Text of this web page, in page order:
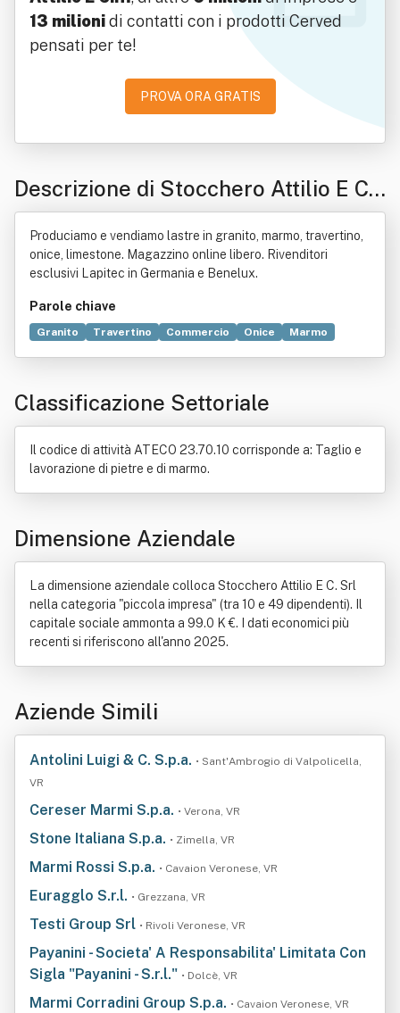
13 milionidi contatti con i prodotti Cerved
pensati per te!
PROVA ORA GRATIS
Descrizione di Stocchero Attilio E C.
Srl
Produciamo e vendiamo lastre in granito, marmo, travertino,
onice, limestone. Magazzino online libero. Rivenditori
esclusivi Lapitec in Germania e Benelux.
Parole chiave
Granito Travertino Commercio Onice
Marmo
Classificazione Settoriale
Il codice di attività ATECO 23.70.10 corrisponde a: Taglio e
lavorazione di pietre e di marmo.
Dimensione Aziendale
La dimensione aziendale colloca Stocchero Attilio E C. Srl
nella categoria "piccola impresa" (tra 10 e 49 dipendenti). Il
capitale sociale ammonta a 99.0 K €. I dati economici più
recenti si riferiscono all'anno 2025.
Aziende Simili
Antolini Luigi & C. S.p.a. • Sant'Ambrogio di Valpolicella,
VR
Cereser Marmi S.p.a. • Verona, VR
Stone Italiana S.p.a. • Zimella, VR
Marmi Rossi S.p.a. • Cavaion Veronese, VR
Euragglo S.r.l. • Grezzana, VR
Testi Group Srl • Rivoli Veronese, VR
Payanini - Societa' A Responsabilita' Limitata Con
Sigla "Payanini - S.r.l." • Dolcè, VR
Marmi Corradini Group S.p.a. • Cavaion Veronese, VR